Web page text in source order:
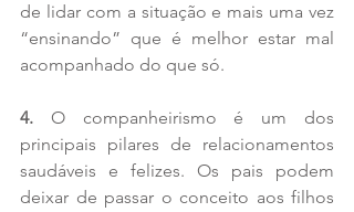
de lidar com a situação e mais uma vez
“ensinando” que é melhor estar mal
acompanhado do que só.
4. O companheirismo é um dos
principais pilares de relacionamentos
saudáveis e felizes. Os pais podem
deixar de passar o conceito aos filhos